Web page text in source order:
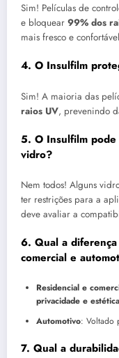
Sim! Películas de
e bloquear 99% dos
mais fresco e
4. O Insulfilm
Sim! A maioria das
raios UV, prevenindo
5. O Insulfilm
vidro?
Nem todos! Alguns
ter restrições para a
deve avaliar a
6. Qual a
comercial e
Residencial e
privacidade e estética
Automotivo: Voltado
7. Qual a